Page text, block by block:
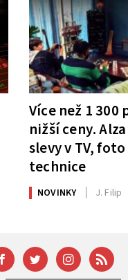
Více než 1
nižší ceny.
slevy v TV,
technice
NOVINKY J. Filip